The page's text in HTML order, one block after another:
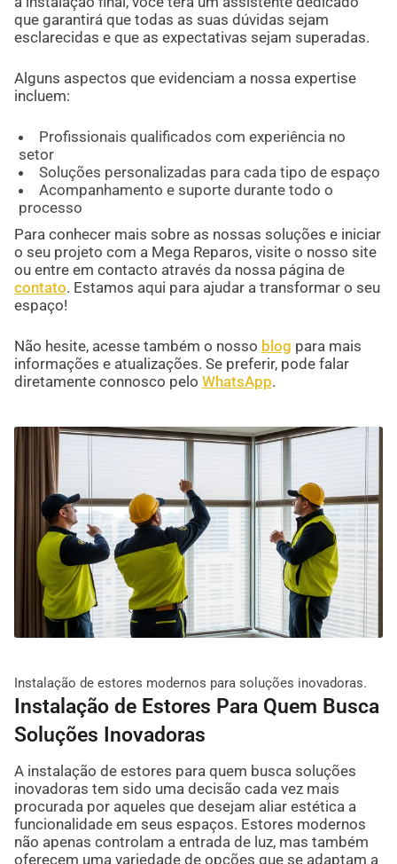
que garantirá que todas as suas dúvidas sejam
esclarecidas e que as expectativas sejam superadas.
Alguns aspectos que evidenciam a nossa expertise
incluem:
Profissionais qualificados com experiência no
setor
Soluções personalizadas para cada tipo de espaço
Acompanhamento e suporte durante todo o
processo
Para conhecer mais sobre as nossas soluções e iniciar
o seu projeto com a Mega Reparos, visite o nosso site
ou entre em contacto através da nossa página de
contato. Estamos aqui para ajudar a transformar o seu
espaço!
Não hesite, acesse também o nosso blog para mais
informações e atualizações. Se preferir, pode falar
diretamente connosco pelo WhatsApp.
Instalação de estores modernos para soluções inovadoras.
Instalação de Estores Para Quem Busca
Soluções Inovadoras
A instalação de estores para quem busca soluções
inovadoras tem sido uma decisão cada vez mais
procurada por aqueles que desejam aliar estética a
funcionalidade em seus espaços. Estores modernos
não apenas controlam a entrada de luz, mas também
oferecem uma variedade de opções que se adaptam a